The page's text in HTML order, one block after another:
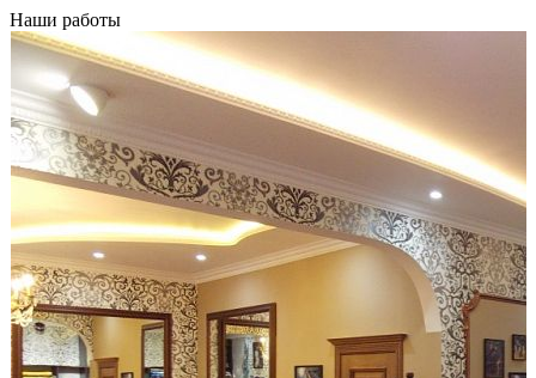
Наши работы